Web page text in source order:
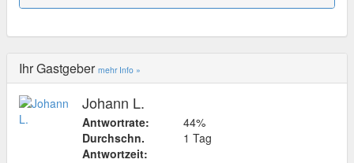
Ihr Gastgeber mehr Info »
Johann L.
Antwortrate:
44%
Durchschn.
Antwortzeit:
1 Tag